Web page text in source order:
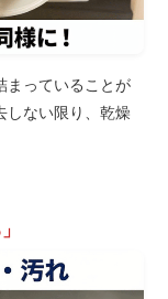
まっていることが
しない限り、乾燥